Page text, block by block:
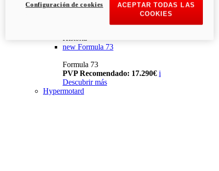
Historia
new Formula 73
Formula 73
PVP Recomendado: 17.290€ i
Descubrir más
Hypermotard
ACEPTAR TODAS LAS
COOKIES
Configuración de cookies